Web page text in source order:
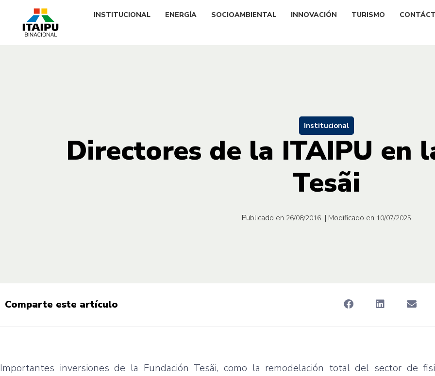
INSTITUCIONAL ENERGÍA SOCIOAMBIENTAL INNOVACIÓN TURISMO
Institucional
Directores de la ITAIPU en
Tesãi
Publicado en 26/08/2016 | Modificado en 10/07/2025
Comparte este artículo
Importantes inversiones de la Fundación Tesãi, como la remodelación total del sector de